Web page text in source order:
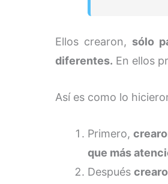
Ellos crearon, sólo
diferentes. En ellos
Así es como lo
Primero,
que más
Después